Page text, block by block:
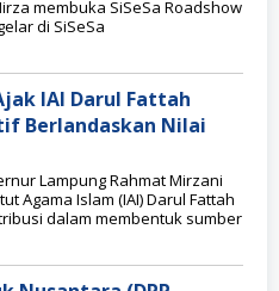
membuka SiSeSa Roadshow
di SiSeSa
IAI Darul Fattah
Berlandaskan Nilai
Lampung Rahmat Mirzani
Agama Islam (IAI) Darul Fattah
dalam membentuk sumber